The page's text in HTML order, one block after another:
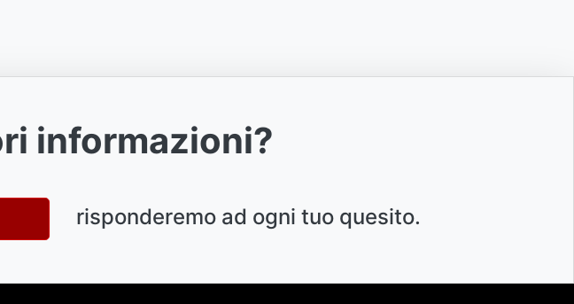
informazioni?
risponderemo ad ogni tuo quesito.